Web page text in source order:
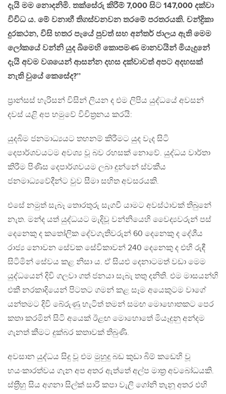
දැයි මම නොදනිමි. තක්සේරු කිරීම් 7,000 සිට 147,000 දක්වා
විවිධ ය. මේ වනාහී තිගස්වනවන තරමේ පරතරයකි. චන්ද්‍රිකා
දුරකථන, විසි හතර පැයේ පුවත් සහ අන්තර් ජාලය ඇති මෙම
ලෝකයේ වන්නි යුද බිමෙහි කොපමණ මානවයින් මියැදුනේ
දැයි අවම වශයෙන් ආසන්න දහස දක්වාවත් අපට අදහසක්
නැති වුයේ කෙසේද?’’
ප‍්‍රාන්සස් හැරිසන් විසින් ලියන ද එම ලිපිය යුද්ධයේ අවසන්
දවස් යළි අප හමුවේ විචිත‍්‍රනය කරයි:
යුදබිම ජනමාධ්‍යයට තහනම් කිරීමට යුද වැද සිටි
දෙපාර්ශවයටම අවශ්‍ය වූ බව රහසක් නොවේ. යුද්ධය වාර්තා
කිරීම පිණිස දෙපාර්ශවයම ලබා දුන්නේ ස්වකීය
ජනමාධ්‍යවේදීන්ට වුව සීමා සහිත අවසරයකි.
එසේ නමුත් සැබෑ තොරතුරු සැගවී යාමට අවස්ථාවක් තිබුනේ
නැත. මන්ද යත් යුද්ධයට මැදිවූ වන්නියෙහි වෛද්‍යවරුන් පස්
දෙනෙකු ද කතෝලික දේවගැතිවරුන් 60 දෙනෙකු ද දේශීය
රාජ්‍ය නොවන සේවක සේවිකාවන් 240 දෙනෙකු ද එහි රුඳී
සිටිමින් සේවය කළ නිසා ය. ඒ සියළු දෙනාටමත් වඩා මෙම
යුද්ධයෙන් දිවි ගලවා ගත් ජනයා සැබැ තතු දනිති. එම මාසයන්හි
එකී නරකාදියෙන් පිටතට ගමන් කළ සෑම අයෙකුටම වාගේ
යන්තමට දිවි බේරුණු හැටිත් තමන් සමඟ මොහොතකට පෙර
කතා කරමින් සිටි අයෙක් ඊළඟ මොහොතේ මියෑදුනු අන්දම
ගැනත් කීමට දුක්බර කතාවක් තිබුණි.
අවසාන යුද්ධය සිදු වූ එම මුහුදු බඩ කුඩා බිම් කඩෙහි වූ
භයංකාරත්වය ගැන අප අතර ඇත්තේ අල්ප මාත‍්‍ර අවබෝධයකි.
ස්ත‍්‍රීහු සිය අගනා සිල්ක් සාරි කපා වැලි ගෝනි තැනූ අතර එහි